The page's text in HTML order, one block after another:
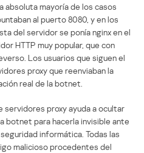
absoluta mayoría de los casos
al puerto 8080, y en los
del servidor se ponía nginx en el
HTTP muy popular, que con
Los usuarios que siguen el
proxy que reenviaban la
real de la botnet.
servidores proxy ayuda a ocultar
botnet para hacerla invisible ante
informática. Todas las
malicioso procedentes del